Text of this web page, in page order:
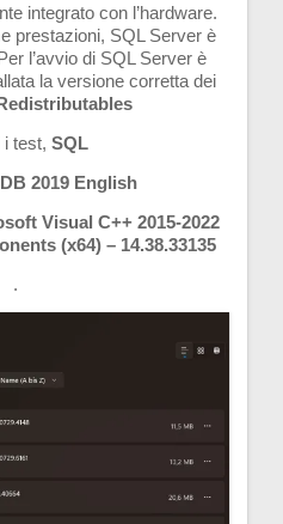
integrato con l’hardware.
prestazioni, SQL Server è
l’avvio di SQL Server è
la versione corretta dei
i test, SQL
2019 English
Visual C++ 2015-2022
(x64) – 14.38.33135
.